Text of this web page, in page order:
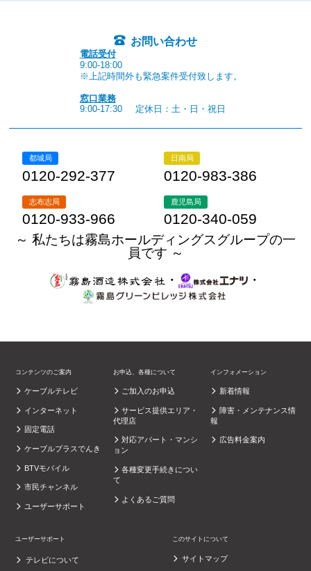
お問い合わせ
電話受付
9:00-18:00
※上記時間外も緊急案件受付致します。
窓口業務
9:00-17:30
定休日：土・日・祝日
都城局
0120-292-377
日南局
0120-983-386
志布志局
0120-933-966
鹿児島局
0120-340-059
～ 私たちは霧島ホールディングスグループの一
員です ～
・
・
コンテンツのご案内
ケーブルテレビ
インターネット
固定電話
ケーブルプラスでんき
BTVモバイル
市民チャンネル
ユーザーサポート
お申込、各種について
ご加入のお申込
サービス提供エリア・
代理店
対応アパート・マンシ
ョン
各種変更手続きについ
て
よくあるご質問
インフォメーション
新着情報
障害・メンテナンス情
報
広告料金案内
ユーザーサポート
テレビについて
このサイトについて
サイトマップ